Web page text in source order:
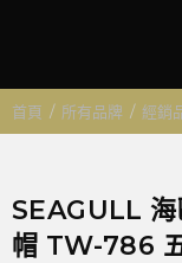
首頁 / 所有品牌 / 經銷
SEAGULL
帽 TW-786